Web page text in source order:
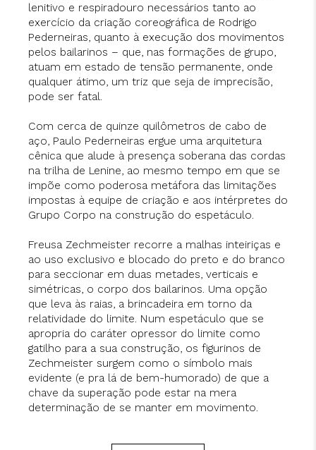
lenitivo e respiradouro necessários tanto ao
exercício da criação coreográfica de Rodrigo
Pederneiras, quanto à execução dos movimentos
pelos bailarinos – que, nas formações de grupo,
atuam em estado de tensão permanente, onde
qualquer átimo, um triz que seja de imprecisão,
pode ser fatal.
Com cerca de quinze quilômetros de cabo de
aço, Paulo Pederneiras ergue uma arquitetura
cênica que alude à presença soberana das cordas
na trilha de Lenine, ao mesmo tempo em que se
impõe como poderosa metáfora das limitações
impostas à equipe de criação e aos intérpretes do
Grupo Corpo na construção do espetáculo.
Freusa Zechmeister recorre a malhas inteiriças e
ao uso exclusivo e blocado do preto e do branco
para seccionar em duas metades, verticais e
simétricas, o corpo dos bailarinos. Uma opção
que leva às raias, a brincadeira em torno da
relatividade do limite. Num espetáculo que se
apropria do caráter opressor do limite como
gatilho para a sua construção, os figurinos de
Zechmeister surgem como o símbolo mais
evidente (e pra lá de bem-humorado) de que a
chave da superação pode estar na mera
determinação de se manter em movimento.